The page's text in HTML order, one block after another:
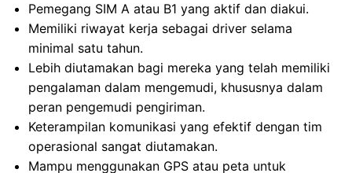
Pemegang SIM A atau B1 yang aktif dan diakui.
Memiliki riwayat kerja sebagai driver selama
minimal satu tahun.
Lebih diutamakan bagi mereka yang telah memiliki
pengalaman dalam mengemudi, khususnya dalam
peran pengemudi pengiriman.
Keterampilan komunikasi yang efektif dengan tim
operasional sangat diutamakan.
Mampu menggunakan GPS atau peta untuk